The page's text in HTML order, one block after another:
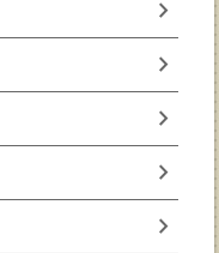
chevron_right
chevron_right
chevron_right
chevron_right
chevron_right